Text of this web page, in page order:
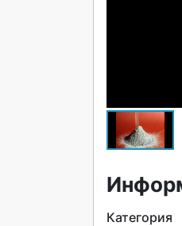
Категория